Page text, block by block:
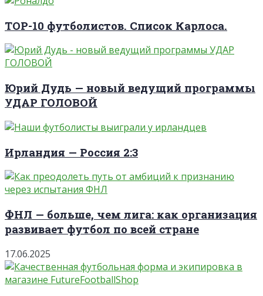
TOP-10 футболистов. Список Карлоса.
Юрий Дудь — новый ведущий программы
УДАР ГОЛОВОЙ
Ирландия — Россия 2:3
ФНЛ — больше, чем лига: как организация
развивает футбол по всей стране
17.06.2025